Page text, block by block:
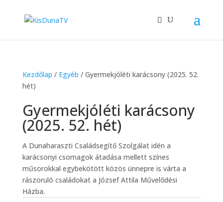
Kezdőlap / Egyéb / Gyermekjóléti karácsony (2025. 52.
hét)
Gyermekjóléti karácsony
(2025. 52. hét)
A Dunaharaszti Családsegítő Szolgálat idén a
karácsonyi csomagok átadása mellett színes
műsorokkal egybekötött közös ünnepre is várta a
rászoruló családokat a József Attila Művelődési
Házba.